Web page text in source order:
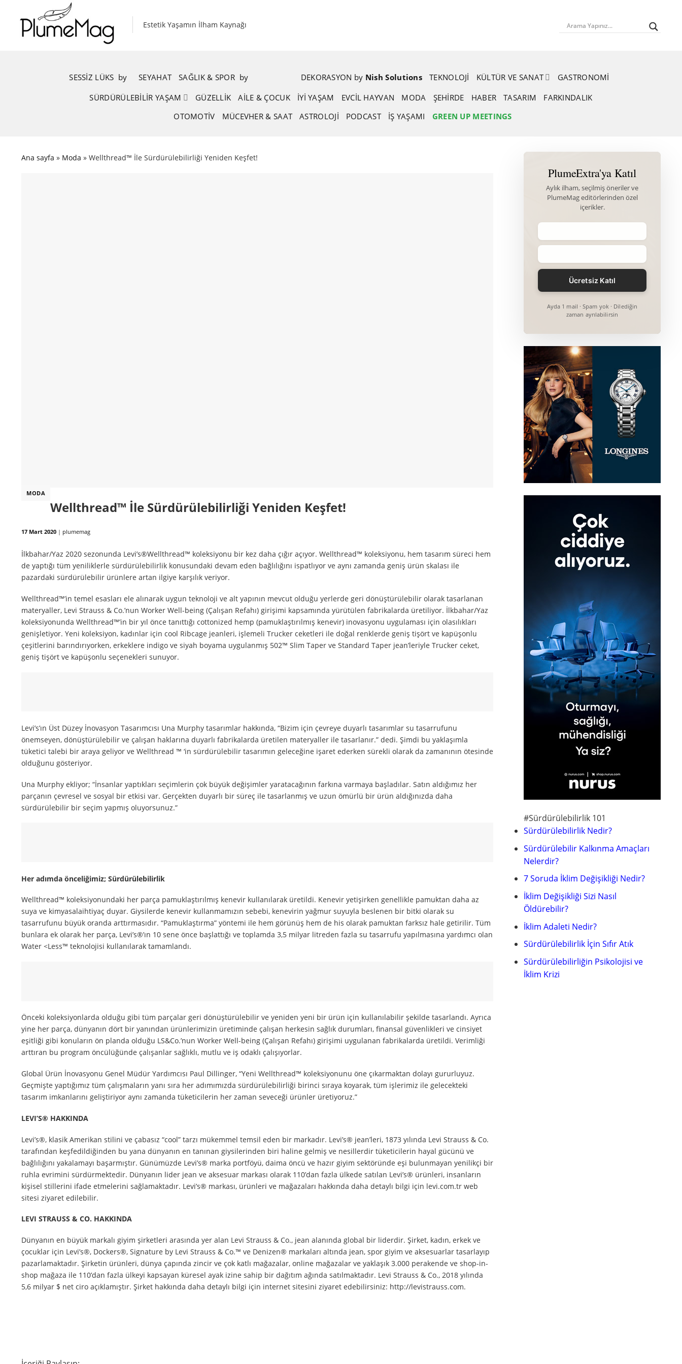
content
Estetik Yaşamın İlham Kaynağı
SESSIZ LÜKS by SEYAHAT SAĞLIK & SPOR by DEKORASYON by Nish Solutions TEKNOLOJI KÜLTÜR VE SANAT
GASTRONOMI
SÜRDÜRÜLEBILIR YAŞAM
GÜZELLIK AİLE & ÇOCUK İYİ YAŞAM EVCIL HAYVAN MODA ŞEHIRDE HABER TASARIM
FARKINDALIK
OTOMOTIV
MÜCEVHER & SAAT ASTROLOJI PODCAST İŞ YAŞAMI GREEN UP MEETINGS
Ana sayfa » Moda » Wellthread™ İle Sürdürülebilirliği Yeniden Keşfet!
MODA
Wellthread™ İle Sürdürülebilirliği Yeniden Keşfet!
17 Mart 2020 | plumemag
İlkbahar/Yaz 2020 sezonunda Levi’s®Wellthread™ koleksiyonu bir kez daha çığır açıyor. Wellthread™ koleksiyonu, hem tasarım süreci hem
de yaptığı tüm yeniliklerle sürdürülebilirlik konusundaki devam eden bağlılığını ispatlıyor ve aynı zamanda geniş ürün skalası ile
pazardaki sürdürülebilir ürünlere artan ilgiye karşılık veriyor.
Wellthread™’in temel esasları ele alınarak uygun teknoloji ve alt yapının mevcut olduğu yerlerde geri dönüştürülebilir olarak tasarlanan
materyaller, Levi Strauss & Co.’nun Worker Well-being (Çalışan Refahı) girişimi kapsamında yürütülen fabrikalarda üretiliyor. İlkbahar/Yaz
koleksiyonunda Wellthread™’in bir yıl önce tanıttığı cottonized hemp (pamuklaştırılmış kenevir) inovasyonu uygulaması için olasılıkları
genişletiyor. Yeni koleksiyon, kadınlar için cool Ribcage jeanleri, işlemeli Trucker ceketleri ile doğal renklerde geniş tişört ve kapüşonlu
çeşitlerini barındırıyorken, erkeklere indigo ve siyah boyama uygulanmış 502™ Slim Taper ve Standard Taper jean’leriyle Trucker ceket,
geniş tişört ve kapüşonlu seçenekleri sunuyor.
Levi’s’ın Üst Düzey İnovasyon Tasarımcısı Una Murphy tasarımlar hakkında, “Bizim için çevreye duyarlı tasarımlar su tasarrufunu
önemseyen, dönüştürülebilir ve çalışan haklarına duyarlı fabrikalarda üretilen materyaller ile tasarlanır.” dedi. Şimdi bu yaklaşımla
tüketici talebi bir araya geliyor ve Wellthread ™ ‘in sürdürülebilir tasarımın geleceğine işaret ederken sürekli olarak da zamanının ötesinde
olduğunu gösteriyor.
Una Murphy ekliyor; “İnsanlar yaptıkları seçimlerin çok büyük değişimler yaratacağının farkına varmaya başladılar. Satın aldığımız her
parçanın çevresel ve sosyal bir etkisi var. Gerçekten duyarlı bir süreç ile tasarlanmış ve uzun ömürlü bir ürün aldığınızda daha
sürdürülebilir bir seçim yapmış oluyorsunuz.”
Her adımda önceliğimiz; Sürdürülebilirlik
Wellthread™ koleksiyonundaki her parça pamuklaştırılmış kenevir kullanılarak üretildi. Kenevir yetişirken genellikle pamuktan daha az
suya ve kimyasalaihtiyaç duyar. Giysilerde kenevir kullanmamızın sebebi, kenevirin yağmur suyuyla beslenen bir bitki olarak su
tasarrufunu büyük oranda arttırmasıdır. “Pamuklaştırma” yöntemi ile hem görünüş hem de his olarak pamuktan farksız hale getirilir. Tüm
bunlara ek olarak her parça, Levi’s®’ın 10 sene önce başlattığı ve toplamda 3,5 milyar litreden fazla su tasarrufu yapılmasına yardımcı olan
Water <Less™ teknolojisi kullanılarak tamamlandı.
Önceki koleksiyonlarda olduğu gibi tüm parçalar geri dönüştürülebilir ve yeniden yeni bir ürün için kullanılabilir şekilde tasarlandı. Ayrıca
yine her parça, dünyanın dört bir yanından ürünlerimizin üretiminde çalışan herkesin sağlık durumları, finansal güvenlikleri ve cinsiyet
eşitliği gibi konuların ön planda olduğu LS&Co.’nun Worker Well-being (Çalışan Refahı) girişimi uygulanan fabrikalarda üretildi. Verimliği
arttıran bu program öncülüğünde çalışanlar sağlıklı, mutlu ve iş odaklı çalışıyorlar.
Global Ürün İnovasyonu Genel Müdür Yardımcısı Paul Dillinger, “Yeni Wellthread™ koleksiyonunu öne çıkarmaktan dolayı gururluyuz.
Geçmişte yaptığımız tüm çalışmaların yanı sıra her adımımızda sürdürülebilirliği birinci sıraya koyarak, tüm işlerimiz ile gelecekteki
tasarım imkanlarını geliştiriyor aynı zamanda tüketicilerin her zaman seveceği ürünler üretiyoruz.”
LEVI’S® HAKKINDA
Levi’s®, klasik Amerikan stilini ve çabasız “cool” tarzı mükemmel temsil eden bir markadır. Levi’s® jean’leri, 1873 yılında Levi Strauss & Co.
tarafından keşfedildiğinden bu yana dünyanın en tanınan giysilerinden biri haline gelmiş ve nesillerdir tüketicilerin hayal gücünü ve
bağlılığını yakalamayı başarmıştır. Günümüzde Levi’s® marka portföyü, daima öncü ve hazır giyim sektöründe eşi bulunmayan yenilikçi bir
ruhla evrimini sürdürmektedir. Dünyanın lider jean ve aksesuar markası olarak 110’dan fazla ülkede satılan Levi’s® ürünleri, insanların
kişisel stillerini ifade etmelerini sağlamaktadır. Levi’s® markası, ürünleri ve mağazaları hakkında daha detaylı bilgi için levi.com.tr web
sitesi ziyaret edilebilir.
LEVI STRAUSS & CO. HAKKINDA
Dünyanın en büyük markalı giyim şirketleri arasında yer alan Levi Strauss & Co., jean alanında global bir liderdir. Şirket, kadın, erkek ve
çocuklar için Levi’s®, Dockers®, Signature by Levi Strauss & Co.™ ve Denizen® markaları altında jean, spor giyim ve aksesuarlar tasarlayıp
pazarlamaktadır. Şirketin ürünleri, dünya çapında zincir ve çok katlı mağazalar, online mağazalar ve yaklaşık 3.000 perakende ve shop-in-
shop mağaza ile 110’dan fazla ülkeyi kapsayan küresel ayak izine sahip bir dağıtım ağında satılmaktadır. Levi Strauss & Co., 2018 yılında
5,6 milyar $ net ciro açıklamıştır. Şirket hakkında daha detaylı bilgi için internet sitesini ziyaret edebilirsiniz: http://levistrauss.com.
PlumeExtra'ya Katıl
Aylık ilham, seçilmiş öneriler ve
PlumeMag editörlerinden özel
içerikler.
Ayda 1 mail · Spam yok · Dilediğin
zaman ayrılabilirsin
#Sürdürülebilirlik 101
Sürdürülebilirlik Nedir?
Sürdürülebilir Kalkınma Amaçları
Nelerdir?
7 Soruda İklim Değişikliği Nedir?
İklim Değişikliği Sizi Nasıl
Öldürebilir?
İklim Adaleti Nedir?
Sürdürülebilirlik İçin Sıfır Atık
Sürdürülebilirliğin Psikolojisi ve
İklim Krizi